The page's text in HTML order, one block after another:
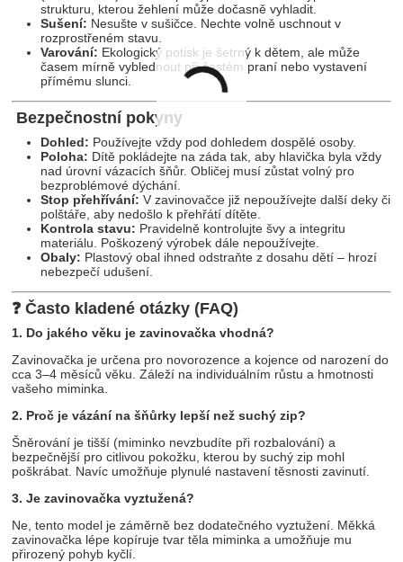
strukturu, kterou žehlení může dočasně vyhladit.
Sušení: Nesušte v sušičce. Nechte volně uschnout v
rozprostřeném stavu.
Varování: Ekologický potisk je šetrný k dětem, ale může
časem mírně vyblednout při častém praní nebo vystavení
přímému slunci.
Bezpečnostní pokyny
Dohled: Používejte vždy pod dohledem dospělé osoby.
Poloha: Dítě pokládejte na záda tak, aby hlavička byla vždy
nad úrovní vázacích šňůr. Obličej musí zůstat volný pro
bezproblémové dýchání.
Stop přehřívání: V zavinovačce již nepoužívejte další deky či
polštáře, aby nedošlo k přehřátí dítěte.
Kontrola stavu: Pravidelně kontrolujte švy a integritu
materiálu. Poškozený výrobek dále nepoužívejte.
Obaly: Plastový obal ihned odstraňte z dosahu dětí – hrozí
nebezpečí udušení.
❓ Často kladené otázky (FAQ)
1. Do jakého věku je zavinovačka vhodná?
Zavinovačka je určena pro novorozence a kojence od narození do
cca 3–4 měsíců věku. Záleží na individuálním růstu a hmotnosti
vašeho miminka.
2. Proč je vázání na šňůrky lepší než suchý zip?
Šněrování je tišší (miminko nevzbudíte při rozbalování) a
bezpečnější pro citlivou pokožku, kterou by suchý zip mohl
poškrábat. Navíc umožňuje plynulé nastavení těsnosti zavinutí.
3. Je zavinovačka vyztužená?
Ne, tento model je záměrně bez dodatečného vyztužení. Měkká
zavinovačka lépe kopíruje tvar těla miminka a umožňuje mu
přirozený pohyb kyčlí.